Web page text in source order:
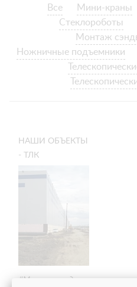
Все
Мини-краны
Стеклороботы
Монтаж
Ножничные подъемники
НАШИ ОБЪЕКТЫ
- ТЛК
ЮЖНОУРАЛЬСКИЙ
Монтаж сэндвич-